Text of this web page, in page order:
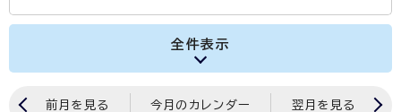
全件表示
前月を見る 今月のカレンダー 翌月を見る